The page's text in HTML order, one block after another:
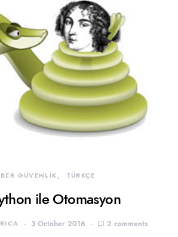
GÜVENLİK TÜRKÇE
ile Otomasyon
3 October 2016 2 comments